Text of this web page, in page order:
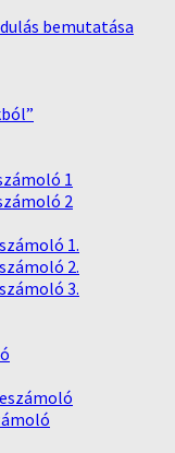
bemutatása
1
2
1.
2.
3.